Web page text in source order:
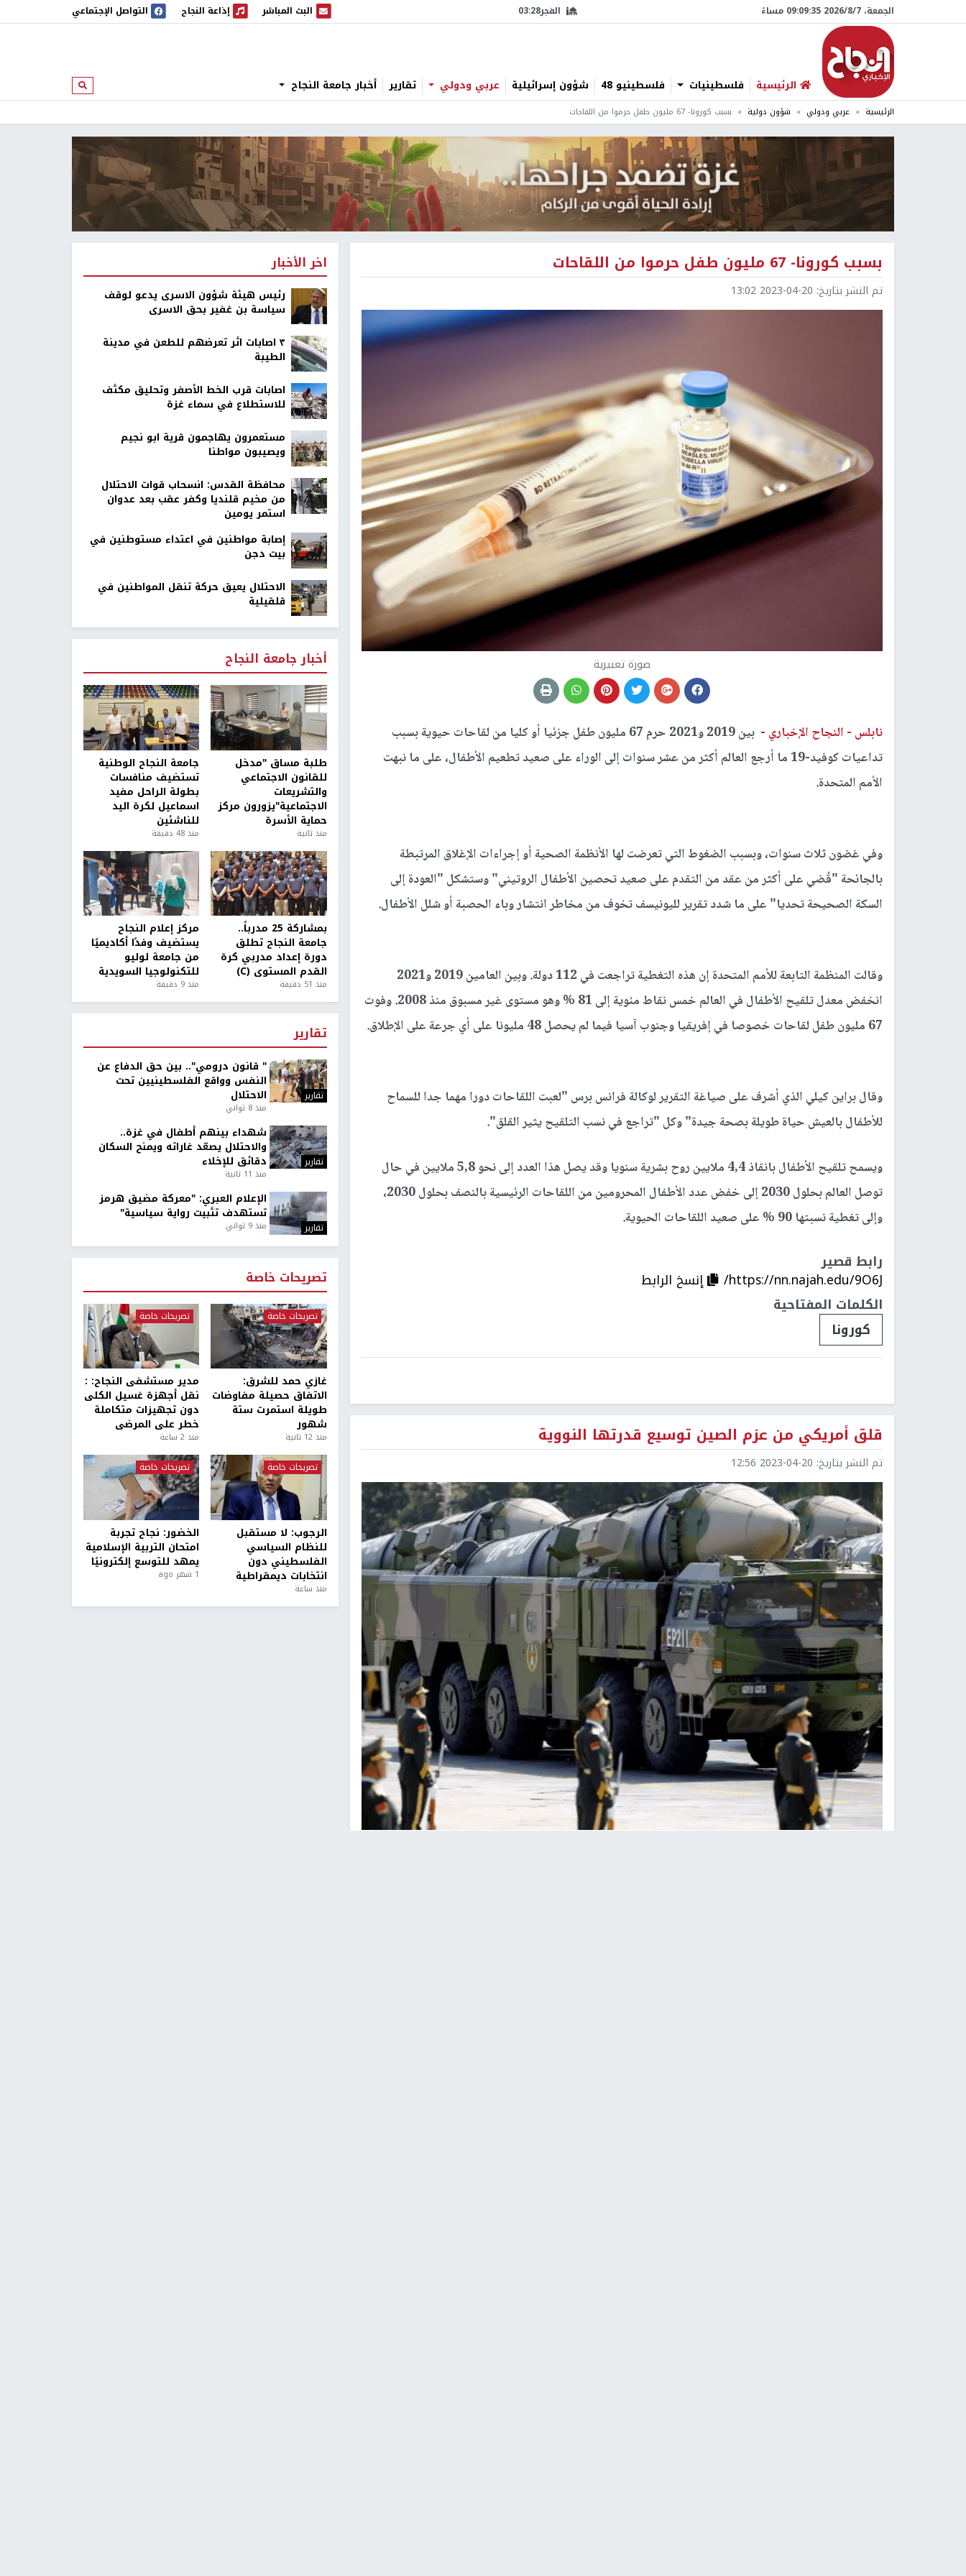
الجمعة، 7/‏8/‏2026 09:09:36 مساءً الفجر03:28 البث المباشر
البث المباشر إذاعة النجاح
إذاعة النجاح التواصل الإجتماعي
الرئيسية فلسطينيات فلسطينيو 48 شؤون إسرائيلية عربي ودولي تقارير أخبار جامعة النجاح ابحث
الرئيسية عربي ودولي شؤون دولية بسبب كورونا- 67 مليون طفل حرموا من اللقاحات
بسبب كورونا- 67 مليون طفل حرموا من اللقاحات
تم النشر بتاريخ: 2023-04-20 13:02
صورة تعبيرية
نابلس - النجاح الإخباري -
بين 2019 و2021 حرم 67 مليون طفل جزئيا أو كليا من لقاحات حيوية بسبب
تداعيات كوفيد-19 ما أرجع العالم أكثر من عشر سنوات إلى الوراء على صعيد تطعيم الأطفال، على ما نبهت
الأمم المتحدة.
وفي غضون ثلاث سنوات، وبسبب الضغوط التي تعرضت لها الأنظمة الصحية أو إجراءات الإغلاق المرتبطة
بالجائحة "قُضي على أكثر من عقد من التقدم على صعيد تحصين الأطفال الروتيني" وستشكل "العودة إلى
السكة الصحيحة تحديا" على ما شدد تقرير لليونيسف تخوف من مخاطر انتشار وباء الحصبة أو شلل الأطفال.
وقالت المنظمة التابعة للأمم المتحدة إن هذه التغطية تراجعت في 112 دولة. وبين العامين 2019 و2021
انخفض معدل تلقيح الأطفال في العالم خمس نقاط مئوية إلى 81 % وهو مستوى غير مسبوق منذ 2008. وفوت
67 مليون طفل لقاحات خصوصا في إفريقيا وجنوب آسيا فيما لم يحصل 48 مليونا على أي جرعة على الإطلاق.
وقال براين كيلي الذي أشرف على صياغة التقرير لوكالة فرانس برس "لعبت اللقاحات دورا مهما جدا للسماح
للأطفال بالعيش حياة طويلة بصحة جيدة" وكل "تراجع في نسب التلقيح يثير القلق".
ويسمح تلقيح الأطفال بانقاذ 4,4 ملايين روح بشرية سنويا وقد يصل هذا العدد إلى نحو 5,8 ملايين في حال
توصل العالم بحلول 2030 إلى خفض عدد الأطفال المحرومين من اللقاحات الرئيسية بالنصف بحلول 2030،
وإلى تغطية نسبتها 90 % على صعيد اللقاحات الحيوية.
رابط قصير
https://nn.najah.edu/9O6J/
إنسخ الرابط
الكلمات المفتاحية
كورونا
قلق أمريكي من عزم الصين توسيع قدرتها النووية
تم النشر بتاريخ: 2023-04-20 12:56
اخر الأخبار
رئيس هيئة شؤون الاسرى يدعو لوقف
سياسة بن غفير بحق الاسرى
٣ اصابات اثر تعرضهم للطعن في مدينة
الطيبة
اصابات قرب الخط الأصفر وتحليق مكثف
للاستطلاع في سماء غزة
مستعمرون يهاجمون قرية ابو نجيم
ويصيبون مواطنا
محافظة القدس: انسحاب قوات الاحتلال
من مخيم قلنديا وكفر عقب بعد عدوان
استمر يومين
إصابة مواطنين في اعتداء مستوطنين في
بيت دجن
الاحتلال يعيق حركة تنقل المواطنين في
قلقيلية
أخبار جامعة النجاح
طلبة مساق "مدخل
للقانون الاجتماعي
والتشريعات
الاجتماعية"يزورون مركز
حماية الأسرة
منذ ثانية
جامعة النجاح الوطنية
تستضيف منافسات
بطولة الراحل مفيد
اسماعيل لكرة اليد
للناشئين
منذ 48 دقيقة
بمشاركة 25 مدرباً..
جامعة النجاح تطلق
دورة إعداد مدربي كرة
القدم المستوى (C)
منذ 51 دقيقة
مركز إعلام النجاح
يستضيف وفدًا أكاديميًا
من جامعة لوليو
للتكنولوجيا السويدية
منذ 9 دقيقة
تقارير
تقارير
" قانون درومي".. بين حق الدفاع عن
النفس وواقع الفلسطينيين تحت
الاحتلال
منذ 8 ثواني
تقارير
شهداء بينهم أطفال في غزة..
والاحتلال يصعّد غاراته ويمنح السكان
دقائق للإخلاء
منذ 11 ثانية
تقارير
الإعلام العبري: "معركة مضيق هرمز
تستهدف تثبيت رواية سياسية"
منذ 9 ثواني
تصريحات خاصة
تصريحات خاصة
غازي حمد للشرق:
الاتفاق حصيلة مفاوضات
طويلة استمرت ستة
شهور
منذ 12 ثانية
تصريحات خاصة
مدير مستشفى النجاح: :
نقل أجهزة غسيل الكلى
دون تجهيزات متكاملة
خطر على المرضى
منذ 2 ساعة
تصريحات خاصة
الرجوب: لا مستقبل
للنظام السياسي
الفلسطيني دون
انتخابات ديمقراطية
منذ ساعة
تصريحات خاصة
الخضور: نجاح تجربة
امتحان التربية الإسلامية
يمهد للتوسع إلكترونيًا
1 شهر ago